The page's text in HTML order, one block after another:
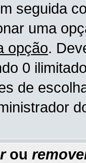
seguida
uma
opção.
0
de
ou